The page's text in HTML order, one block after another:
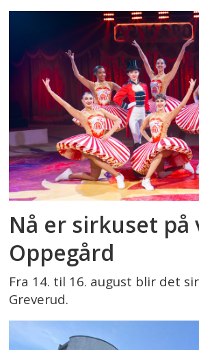
Nå er sirkuset på
Oppegård
Fra 14. til 16. august blir det
Greverud.